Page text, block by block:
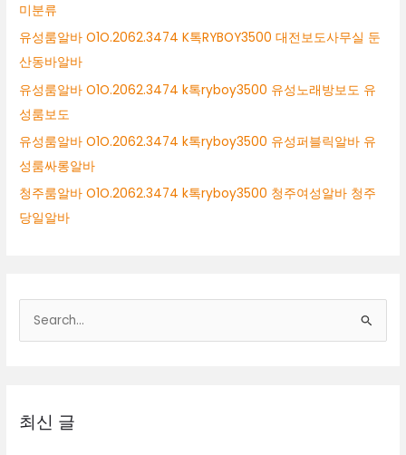
미분류
유성룸알바 O1O.2062.3474 K톡RYBOY3500 대전보도사무실 둔
산동바알바
유성룸알바 O1O.2062.3474 k톡ryboy3500 유성노래방보도 유
성룸보도
유성룸알바 O1O.2062.3474 k톡ryboy3500 유성퍼블릭알바 유
성룸싸롱알바
청주룸알바 O1O.2062.3474 k톡ryboy3500 청주여성알바 청주
당일알바
색
최신 글